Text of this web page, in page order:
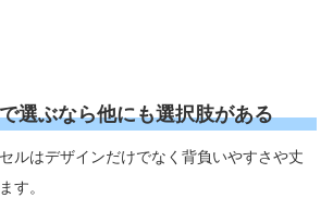
選ぶなら他にも選択肢がある
ルはデザインだけでなく背負いやすさや丈
す。